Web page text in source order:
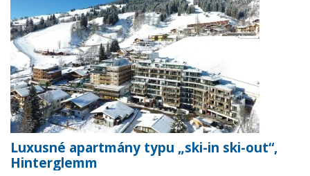
Luxusné apartmány typu „ski-in ski-out“,
Hinterglemm